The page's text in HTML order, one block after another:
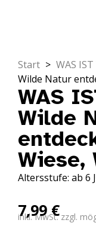
Start > WAS IST
Wilde Natur
WAS
Wilde
Wiese,
Altersstufe: ab 6
7,99€
inkl. MwSt. zzgl.